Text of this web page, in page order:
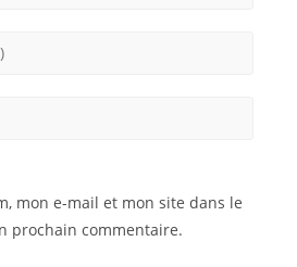
mon e-mail et mon site dans le
prochain commentaire.